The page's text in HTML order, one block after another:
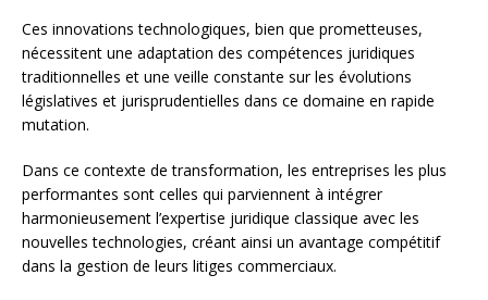
Ces innovations technologiques, bien que prometteuses,
nécessitent une adaptation des compétences juridiques
traditionnelles et une veille constante sur les évolutions
législatives et jurisprudentielles dans ce domaine en rapide
mutation.
Dans ce contexte de transformation, les entreprises les plus
performantes sont celles qui parviennent à intégrer
harmonieusement l’expertise juridique classique avec les
nouvelles technologies, créant ainsi un avantage compétitif
dans la gestion de leurs litiges commerciaux.